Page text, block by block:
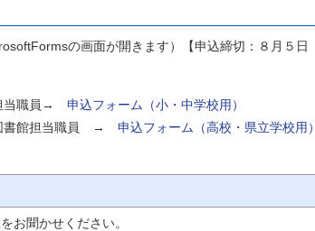
の画面が開きます）【申込締切：８月５日
当職員→ 申込フォーム（小・中学校用）
図書館担当職員 → 申込フォーム（高校・県立学校用
お聞かせください。